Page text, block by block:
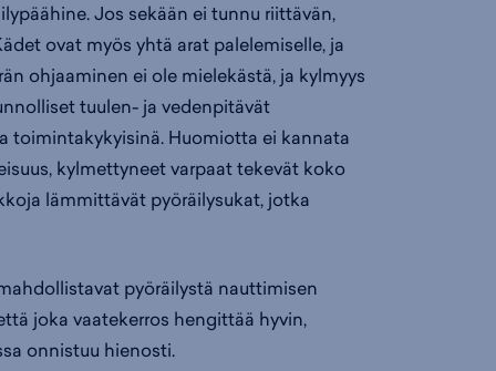
Jos sekään ei tunnu riittävän,
ovat myös yhtä arat palelemiselle, ja
ohjaaminen ei ole mielekästä, ja kylmyys
tuulen- ja vedenpitävät
toimintakykyisinä. Huomiotta ei kannata
kylmettyneet varpaat tekevät koko
lämmittävät pyöräilysukat, jotka
pyöräilystä nauttimisen
joka vaatekerros hengittää hyvin,
onnistuu hienosti.